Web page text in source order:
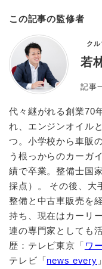
この記事の監修者
ク
若
記事
代々継がれる創業70
れ、エンジンオイル
つ。小学校から車販
う根っからのカーガ
績で卒業。整備士国
採点）。 その後、大
整備と中古車販売を
持ち、現在はカーリ
連の専門家としても
歴：テレビ東京「 ワ
テレビ「news every